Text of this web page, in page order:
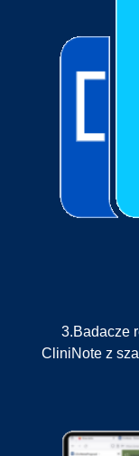
3.Badacze
CliniNote z